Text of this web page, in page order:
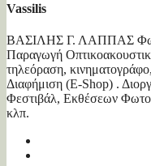
Vassilis
ΒΑΣΙΛΗΣ Γ. ΛΑΠΠΑΣ
Παραγωγή
τηλεόραση,
Διαφήμιση (E-Shop) .
Φεστιβάλ, Εκθέσεων
κλπ.